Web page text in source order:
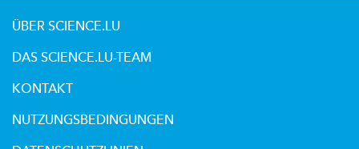
ÜBER SCIENCE.LU
DAS SCIENCE.LU-TEAM
KONTAKT
NUTZUNGSBEDINGUNGEN